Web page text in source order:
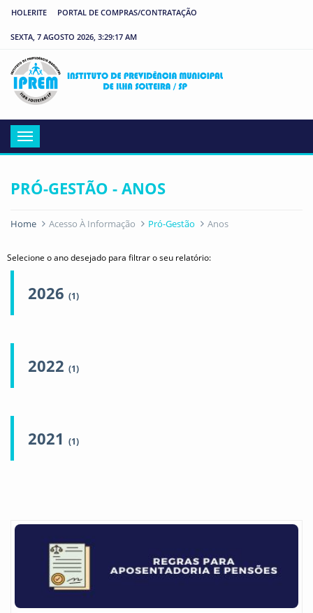
HOLERITE PORTAL DE COMPRAS/CONTRATAÇÃO
SEXTA, 7 AGOSTO 2026, 3:29:17 AM
Menu
PRÓ-GESTÃO - ANOS
Home Acesso À Informação Pró-Gestão Anos
Selecione o ano desejado para filtrar o seu relatório:
2026 (1)
2022 (1)
2021 (1)